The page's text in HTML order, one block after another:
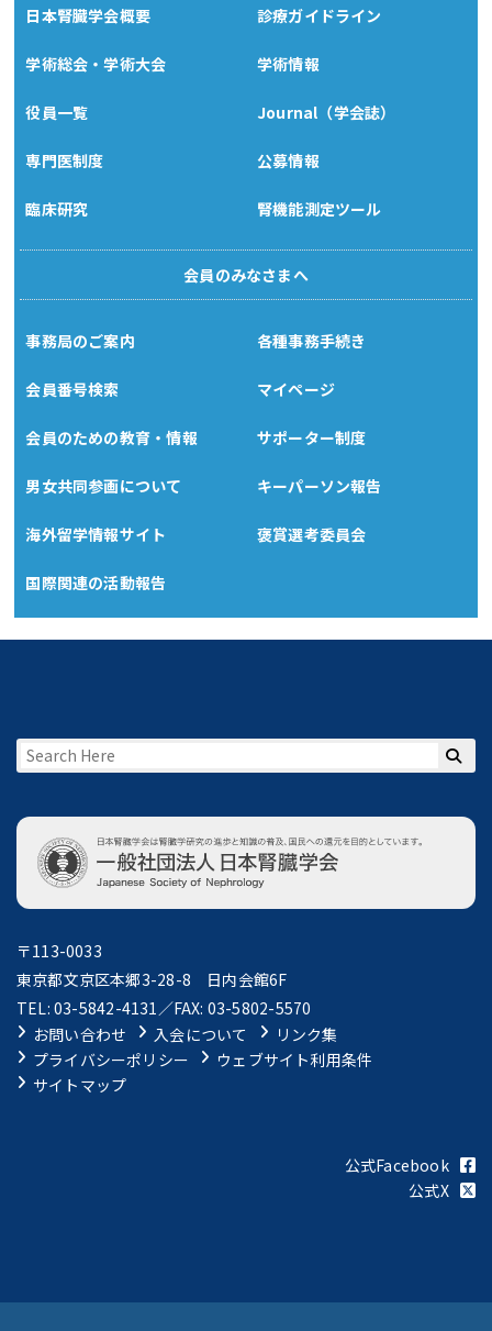
日本腎臓学会概要 診療ガイドライン
学術総会・学術大会 学術情報
役員一覧 Journal（学会誌）
専門医制度 公募情報
臨床研究 腎機能測定ツール
会員のみなさまへ
事務局のご案内 各種事務手続き
会員番号検索 マイページ
会員のための教育・情報 サポーター制度
男女共同参画について キーパーソン報告
海外留学情報サイト 褒賞選考委員会
国際関連の活動報告
〒113-0033
東京都文京区本郷3-28-8 日内会館6F
TEL: 03-5842-4131／FAX: 03-5802-5570
お問い合わせ
入会について
リンク集
プライバシーポリシー
ウェブサイト利用条件
サイトマップ
公式Facebook
公式X